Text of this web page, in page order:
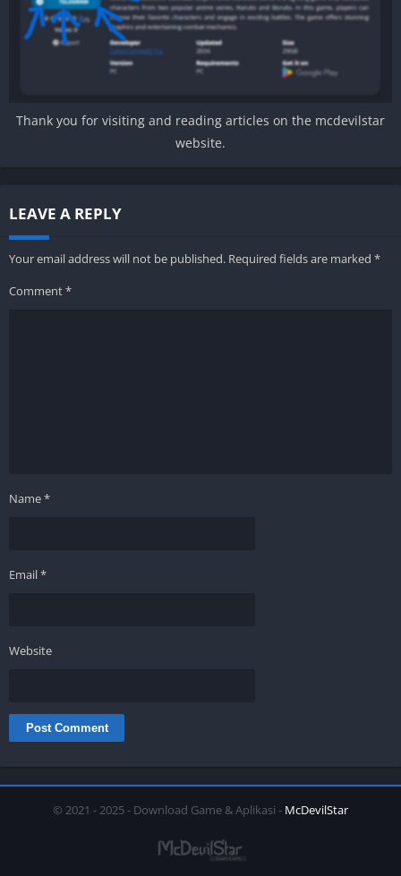
Thank you for visiting and reading articles on the mcdevilstar
website.
LEAVE A REPLY
Your email address will not be published. Required fields are marked *
Comment*
Name*
Email*
Website
© 2021 - 2025 - Download Game & Aplikasi - McDevilStar